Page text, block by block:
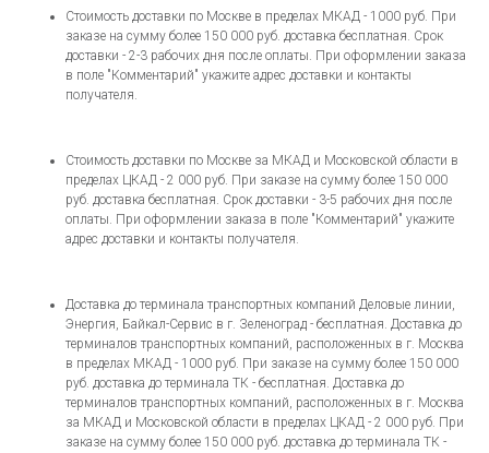
Стоимость доставки по Москве в пределах МКАД - 1000 руб. При
заказе на сумму более 150 000 руб. доставка бесплатная. Срок
доставки - 2-3 рабочих дня после оплаты. При оформлении заказа
в поле "Комментарий" укажите адрес доставки и контакты
получателя.
Стоимость доставки по Москве за МКАД и Московской области в
пределах ЦКАД - 2 000 руб. При заказе на сумму более 150 000
руб. доставка бесплатная. Срок доставки - 3-5 рабочих дня после
оплаты. При оформлении заказа в поле "Комментарий" укажите
адрес доставки и контакты получателя.
Доставка до терминала транспортных компаний Деловые линии,
Энергия, Байкал-Сервис в г. Зеленоград - бесплатная. Доставка до
терминалов транспортных компаний, расположенных в г. Москва
в пределах МКАД - 1000 руб. При заказе на сумму более 150 000
руб. доставка до терминала ТК - бесплатная. Доставка до
терминалов транспортных компаний, расположенных в г. Москва
за МКАД и Московской области в пределах ЦКАД - 2 000 руб. При
заказе на сумму более 150 000 руб. доставка до терминала ТК -